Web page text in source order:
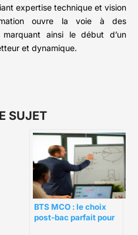
expertise technique et vision
ouvre la voie à des
marquant ainsi le début d’un
et dynamique.
SUJET
BTS MCO : le choix
post-bac parfait pour